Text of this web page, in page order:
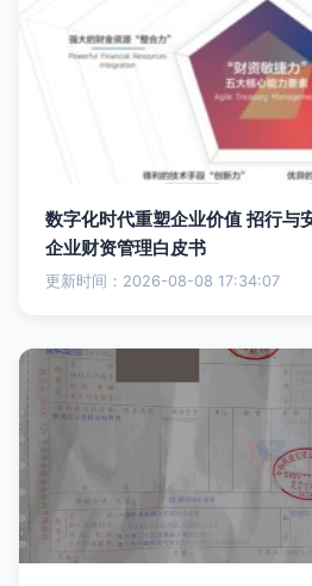
数字化时代重塑企业价值 招行与
企业财资管理白皮书
更新时间：2026-08-08 17:34:07